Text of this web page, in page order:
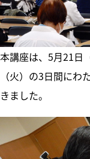
本講座は、5月21日
（火）の3日間に
きました。